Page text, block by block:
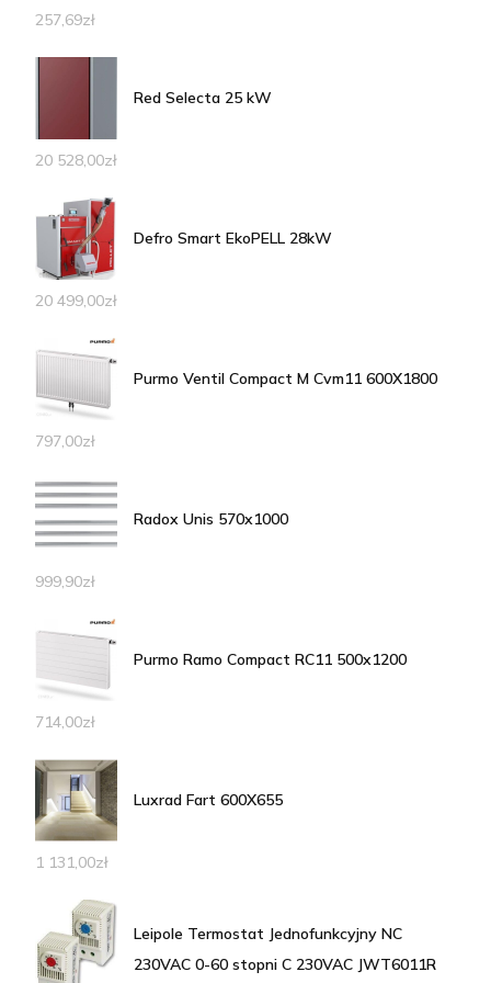
257,69zł
Red Selecta 25 kW
20 528,00zł
Defro Smart EkoPELL 28kW
20 499,00zł
Purmo Ventil Compact M Cvm11 600X1800
797,00zł
Radox Unis 570x1000
999,90zł
Purmo Ramo Compact RC11 500x1200
714,00zł
Luxrad Fart 600X655
1 131,00zł
Leipole Termostat Jednofunkcyjny NC
230VAC 0-60 stopni C 230VAC JWT6011R